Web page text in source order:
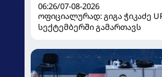
06:26/07-08-2026
ოფიციალურად: გიგა ჭიკაძე
სექტემბერში გამართავს